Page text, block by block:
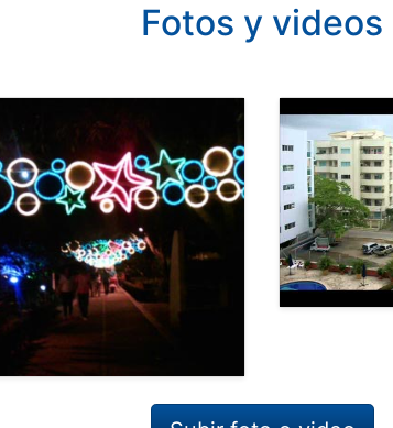
Fotos y videos